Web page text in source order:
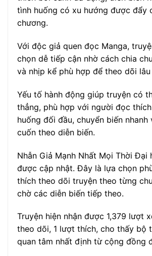
tình huống có xu hướng được đẩy
chương.
Với độc giả quen đọc Manga,
chọn dễ tiếp cận nhờ cách chia
và nhịp kể phù hợp để theo dõi lâu
Yếu tố hành động giúp truyện có
thẳng, phù hợp với người đọc
huống đối đầu, chuyển biến nhanh
cuốn theo diễn biến.
Nhẫn Giả Mạnh Nhất Mọi Thời Đại
được cập nhật. Đây là lựa chọn
thích theo dõi truyện theo từng
chờ các diễn biến tiếp theo.
Truyện hiện nhận được 1,379 lượt
theo dõi, 1 lượt thích, cho thấy bộ
quan tâm nhất định từ cộng đồng